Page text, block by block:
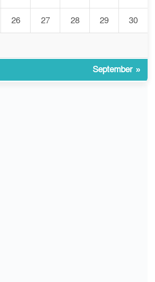
জুলাই আন্দোলন ছিল সম্মিলিত,
লক্ষ্য হওয়া উচিত ঐক্য ও
ভোরে ঝিনাইদহ সীমান্তে জটলা
দেখে বিএসএফের রাবার বুলেট,
26 27 28 29 30
September »